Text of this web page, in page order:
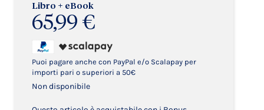
Libro + eBook
65,99 €
Puoi pagare anche con PayPal e/o Scalapay per
importi pari o superiori a 50€
Non disponibile